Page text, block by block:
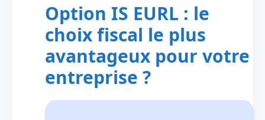
Option IS EURL : le
choix fiscal le plus
avantageux pour votre
entreprise ?